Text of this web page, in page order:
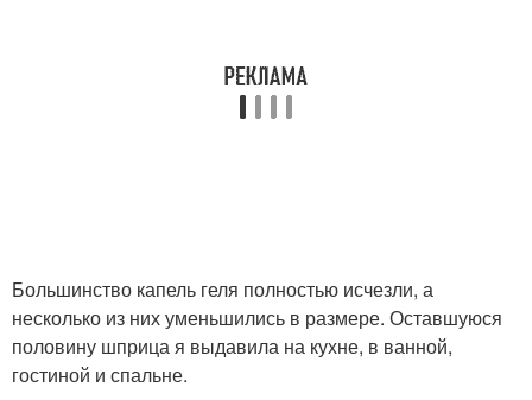
Большинство капель геля полностью исчезли, а
несколько из них уменьшились в размере. Оставшуюся
половину шприца я выдавила на кухне, в ванной,
гостиной и спальне.